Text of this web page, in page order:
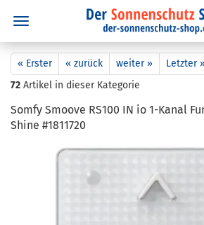
« Erster « zurück weiter »
Letzter »
72 Artikel in dieser Kategorie
Somfy Smoo­ve RS100 IN io 1-​Kanal
Shine #1811720